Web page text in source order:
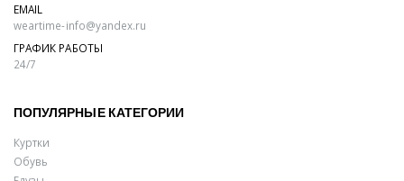
EMAIL
weartime-info@yandex.ru
ГРАФИК РАБОТЫ
24/7
ПОПУЛЯРНЫЕ КАТЕГОРИИ
Куртки
Обувь